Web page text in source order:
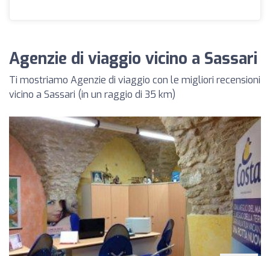
Agenzie di viaggio vicino a Sassari
Ti mostriamo Agenzie di viaggio con le migliori recensioni
vicino a Sassari (in un raggio di 35 km)